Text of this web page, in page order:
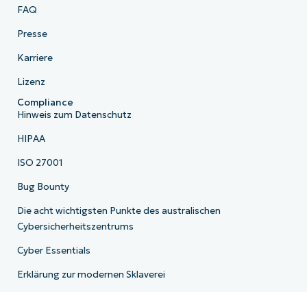
FAQ
Presse
Karriere
Lizenz
Compliance
Hinweis zum Datenschutz
HIPAA
ISO 27001
Bug Bounty
Die acht wichtigsten Punkte des australischen
Cybersicherheitszentrums
Cyber Essentials
Erklärung zur modernen Sklaverei